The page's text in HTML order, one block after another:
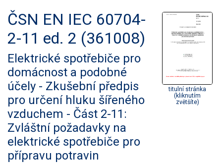
ČSN EN IEC 60704-
2-11 ed. 2 (361008)
Elektrické spotřebiče pro
domácnost a podobné
účely - Zkušební předpis
pro určení hluku šířeného
vzduchem - Část 2-11:
Zvláštní požadavky na
elektrické spotřebiče pro
přípravu potravin
titulní stránka
(kliknutím
zvětšíte)